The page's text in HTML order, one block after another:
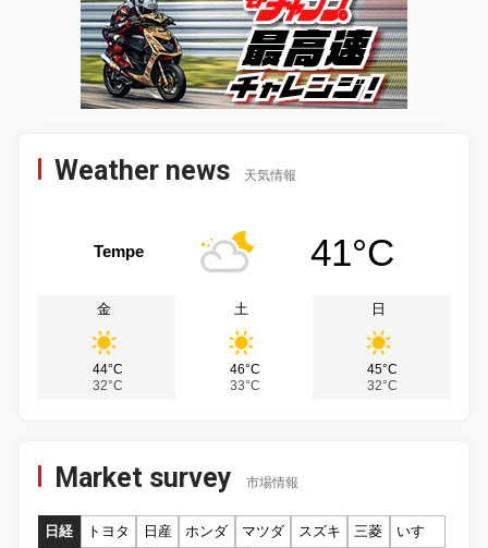
Weather news 天気情報
Tempe 41°C
金
44°C
32°C
土
46°C
33°C
日
45°C
32°C
Market survey 市場情報
日経 トヨタ 日産 ホンダ マツダ スズキ 三菱
いすゞ